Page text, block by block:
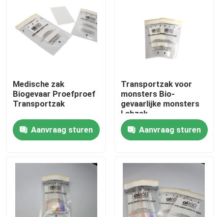
Producten
Video's
Medische zak
Biogevaar Proefproef
Transportzak
Aanvraag sturen
Transportzak voor
monsters Bio-
gevaarlijke monsters
Labzak
Aanvraag sturen